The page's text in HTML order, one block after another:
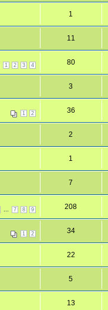
1
11
1 2 3 4 80
3
1 2 36
2
1
7
7 8 9 208
1 2 34
22
5
13